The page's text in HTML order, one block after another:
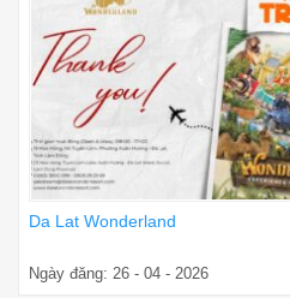
Da Lat Wonderland
Ngày đăng: 26 - 04 - 2026